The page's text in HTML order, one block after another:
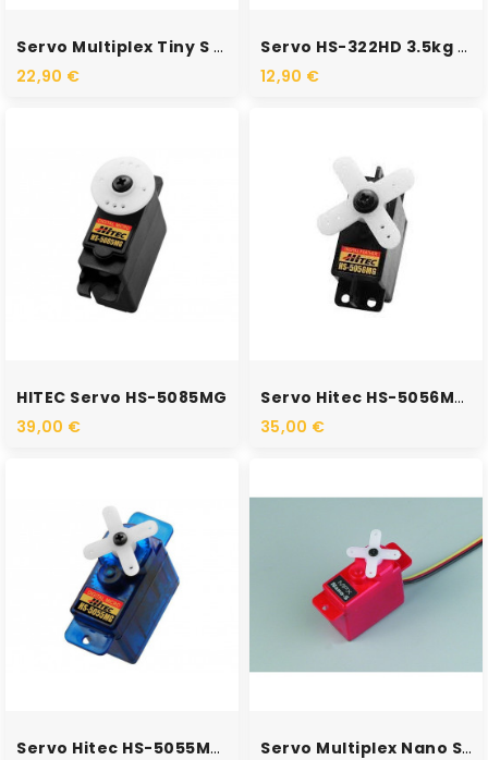
Servo Multiplex Tiny S MG
22,90 €
Servo HS-322HD 3.5kg 0.15s @6V
12,90 €
HITEC Servo HS-5085MG
39,00 €
Servo Hitec HS-5056MG (4.8V...
35,00 €
Servo Hitec HS-5055MG (4.8V...
Servo Multiplex Nano S...